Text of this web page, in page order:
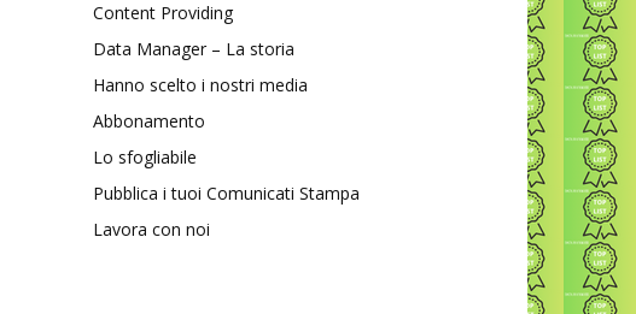
Content Providing
Data Manager – La storia
Hanno scelto i nostri media
Abbonamento
Lo sfogliabile
Pubblica i tuoi Comunicati Stampa
Lavora con noi